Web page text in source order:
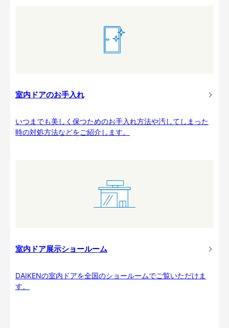
室内ドアのお手入れ
いつまでも美しく保つためのお手入れ方法や汚してしまった
時の対処方法などをご紹介します。
室内ドア展示ショールーム
DAIKENの室内ドアを全国のショールームでご覧いただけま
す。